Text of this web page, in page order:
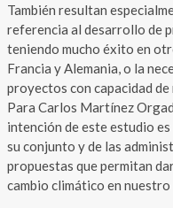
También resultan
referencia al desarrollo de
teniendo mucho éxito en
Francia y Alemania, o la
proyectos con capacidad
Para Carlos Martínez
intención de este estudio
su conjunto y de las
propuestas que permitan
cambio climático en nuestro